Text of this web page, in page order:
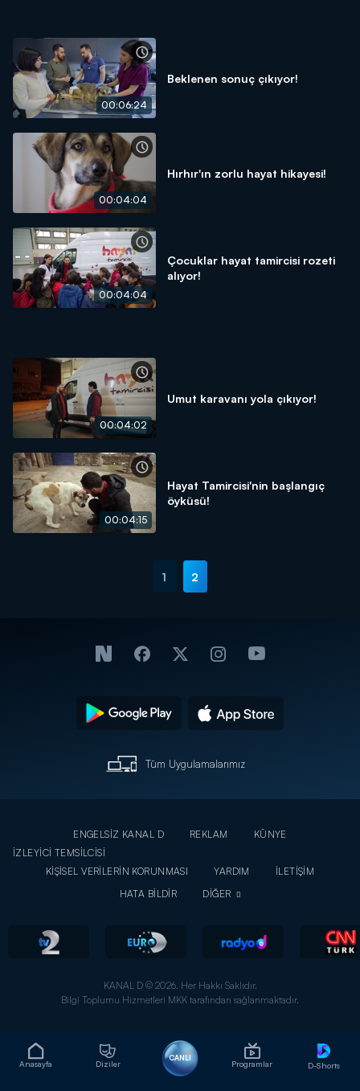
Anasayfa Diziler
CANLI
Programlar D-Shorts
00:06:24
Beklenen sonuç çıkıyor!
00:04:04
Hırhır'ın zorlu hayat hikayesi!
00:04:04
Çocuklar hayat tamircisi rozeti
alıyor!
00:04:02
Umut karavanı yola çıkıyor!
00:04:15
Hayat Tamircisi'nin başlangıç
öyküsü!
1 2
Tüm Uygulamalarımız
ENGELSİZ KANAL D REKLAM
KÜNYE
İZLEYİCİ TEMSİLCİSİ
KİŞİSEL VERİLERİN KORUNMASI
YARDIM
İLETİŞİM
HATA BİLDİR
DİĞER
KANAL D © 2026. Her Hakkı Saklıdır.
Bilgi Toplumu Hizmetleri MKK tarafından sağlanmaktadır.